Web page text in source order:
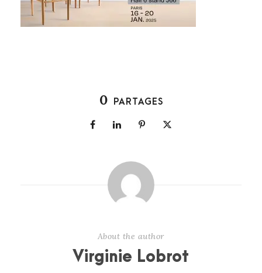
0 PARTAGES
About the author
Virginie Lobrot